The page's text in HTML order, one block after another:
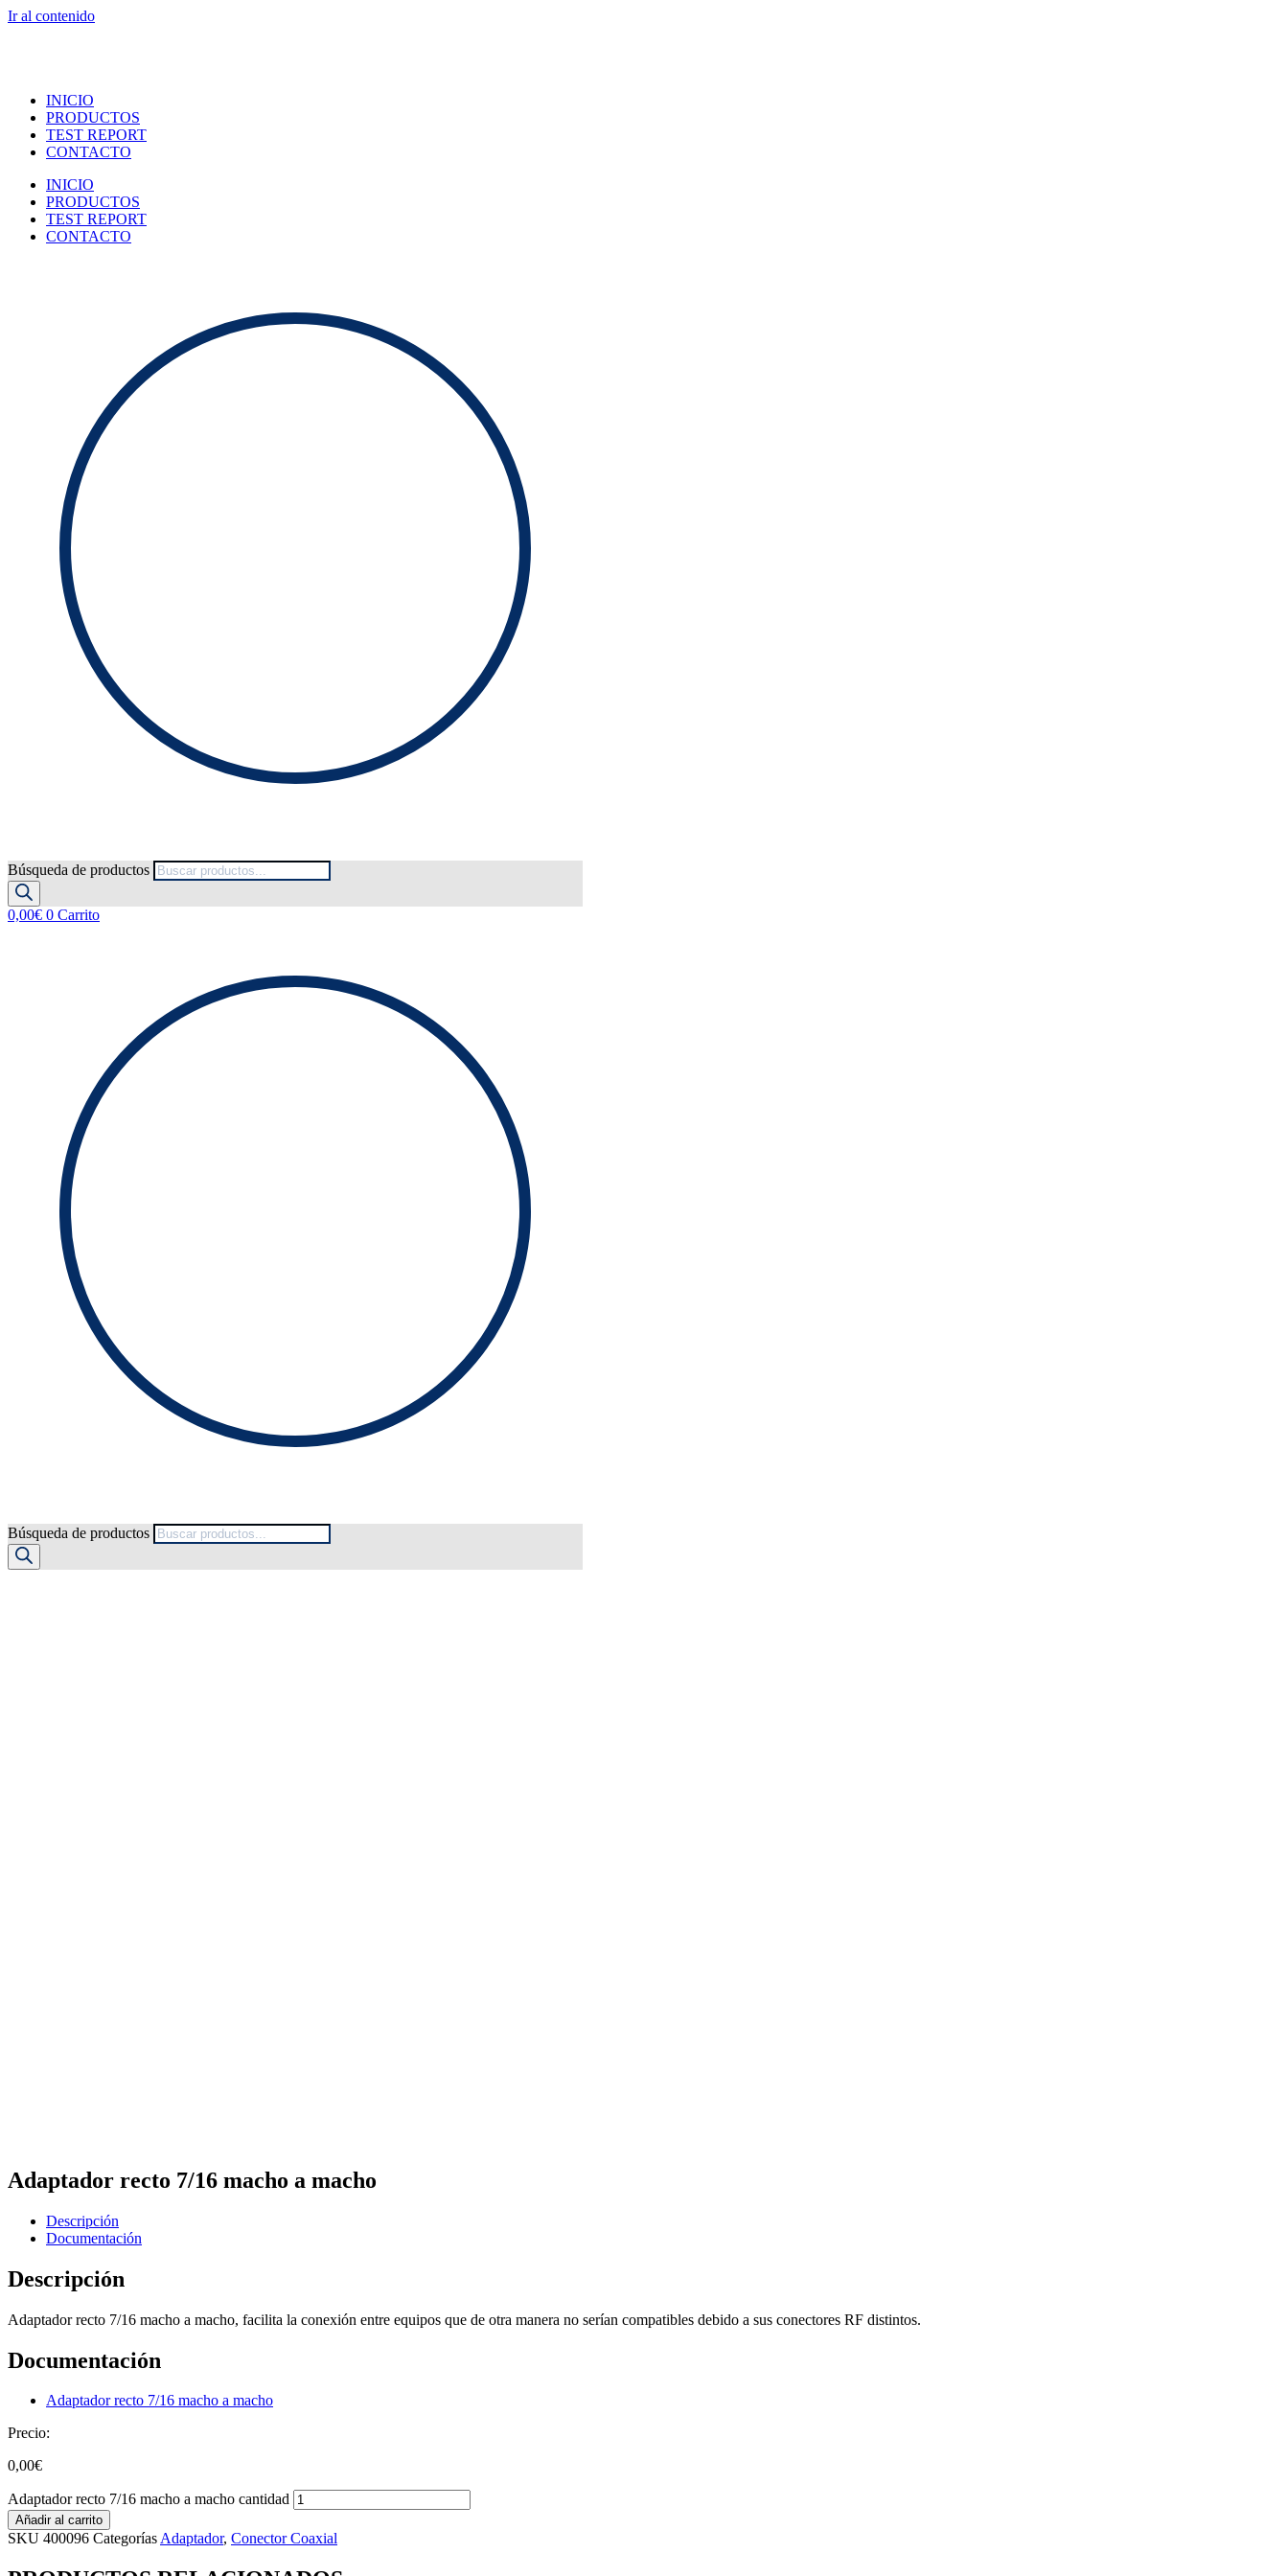
Ir al contenido
INICIO
PRODUCTOS
TEST REPORT
CONTACTO
INICIO
PRODUCTOS
TEST REPORT
CONTACTO
Búsqueda de productos
0,00€ 0 Carrito
Búsqueda de productos
Adaptador recto 7/16 macho a macho
Descripción
Documentación
Descripción
Adaptador recto 7/16 macho a macho, facilita la conexión entre equipos que de otra manera no serían compatibles debido a sus conectores RF distintos.
Documentación
Adaptador recto 7/16 macho a macho
Precio:
0,00€
Adaptador recto 7/16 macho a macho cantidad
Añadir al carrito
SKU 400096 CategoríasAdaptador, Conector Coaxial